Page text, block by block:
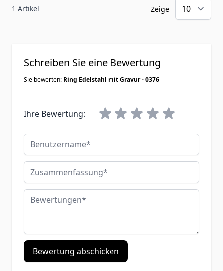
1 Artikel Zeige
Schreiben Sie eine Bewertung
Sie bewerten: Ring Edelstahl mit Gravur - 0376
Ihre Bewertung:
Benutzername
Zusammenfassung
Bewertungen
Bewertung abschicken